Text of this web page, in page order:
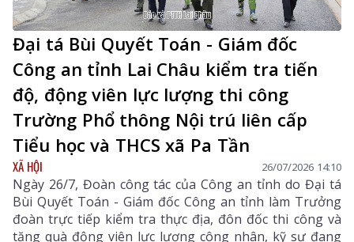
Đại tá Bùi Quyết Toán - Giám đốc
Công an tỉnh Lai Châu kiểm tra tiến
độ, động viên lực lượng thi công
Trường Phổ thông Nội trú liên cấp
Tiểu học và THCS xã Pa Tần
XÃ HỘI 26/07/2026 14:10
Ngày 26/7, Đoàn công tác của Công an tỉnh do Đại tá
Bùi Quyết Toán - Giám đốc Công an tỉnh làm Trưởng
đoàn trực tiếp kiểm tra thực địa, đôn đốc thi công và
tặng quà động viên lực lượng công nhân, kỹ sư đang